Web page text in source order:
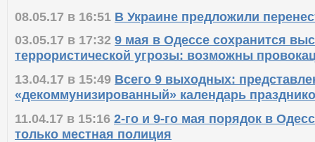
08.05.17 в 16:51 В Украине предложили
03.05.17 в 17:32 9 мая в Одессе сохранится
террористической угрозы: возможны
13.04.17 в 15:49 Всего 9 выходных:
«декоммунизированный» календарь
11.04.17 в 15:16 2-го и 9-го мая порядок в
только местная полиция